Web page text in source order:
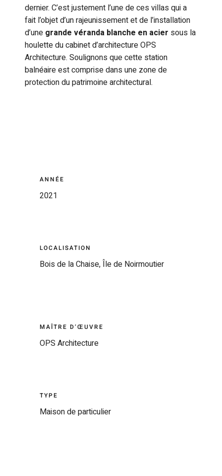
dernier. C’est justement l’une de ces villas qui a
fait l’objet d’un rajeunissement et de l’installation
d’une grande véranda blanche en acier sous la
houlette du cabinet d’architecture OPS
Architecture. Soulignons que cette station
balnéaire est comprise dans une zone de
protection du patrimoine architectural.
ANNÉE
2021
LOCALISATION
Bois de la Chaise, Île de Noirmoutier
MAÎTRE D’ŒUVRE
OPS Architecture
TYPE
Maison de particulier